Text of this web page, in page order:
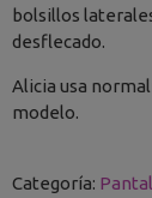
bolsillos
desflecado.
Alicia usa
modelo.
Categoría: